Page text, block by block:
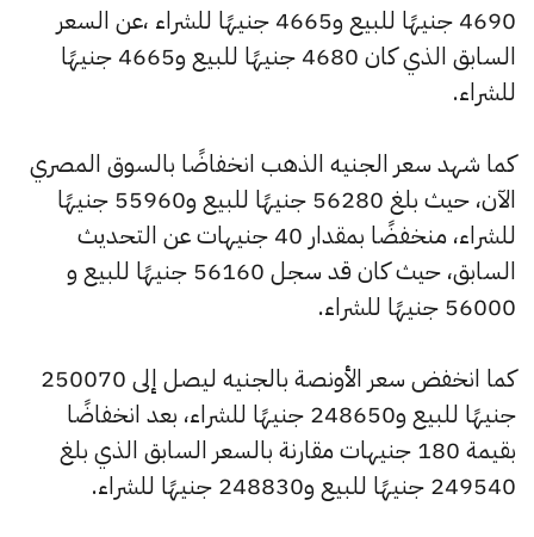
4690 جنيهًا للبيع و4665 جنيهًا للشراء ،عن السعر
السابق الذي كان 4680 جنيهًا للبيع و4665 جنيهًا
للشراء.
كما شهد سعر الجنيه الذهب انخفاضًا بالسوق المصري
الآن، حيث بلغ 56280 جنيهًا للبيع و55960 جنيهًا
للشراء، منخفضًا بمقدار 40 جنيهات عن التحديث
السابق، حيث كان قد سجل 56160 جنيهًا للبيع و
56000 جنيهًا للشراء.
كما انخفض سعر الأونصة بالجنيه ليصل إلى 250070
جنيهًا للبيع و248650 جنيهًا للشراء، بعد انخفاضًا
بقيمة 180 جنيهات مقارنة بالسعر السابق الذي بلغ
249540 جنيهًا للبيع و248830 جنيهًا للشراء.